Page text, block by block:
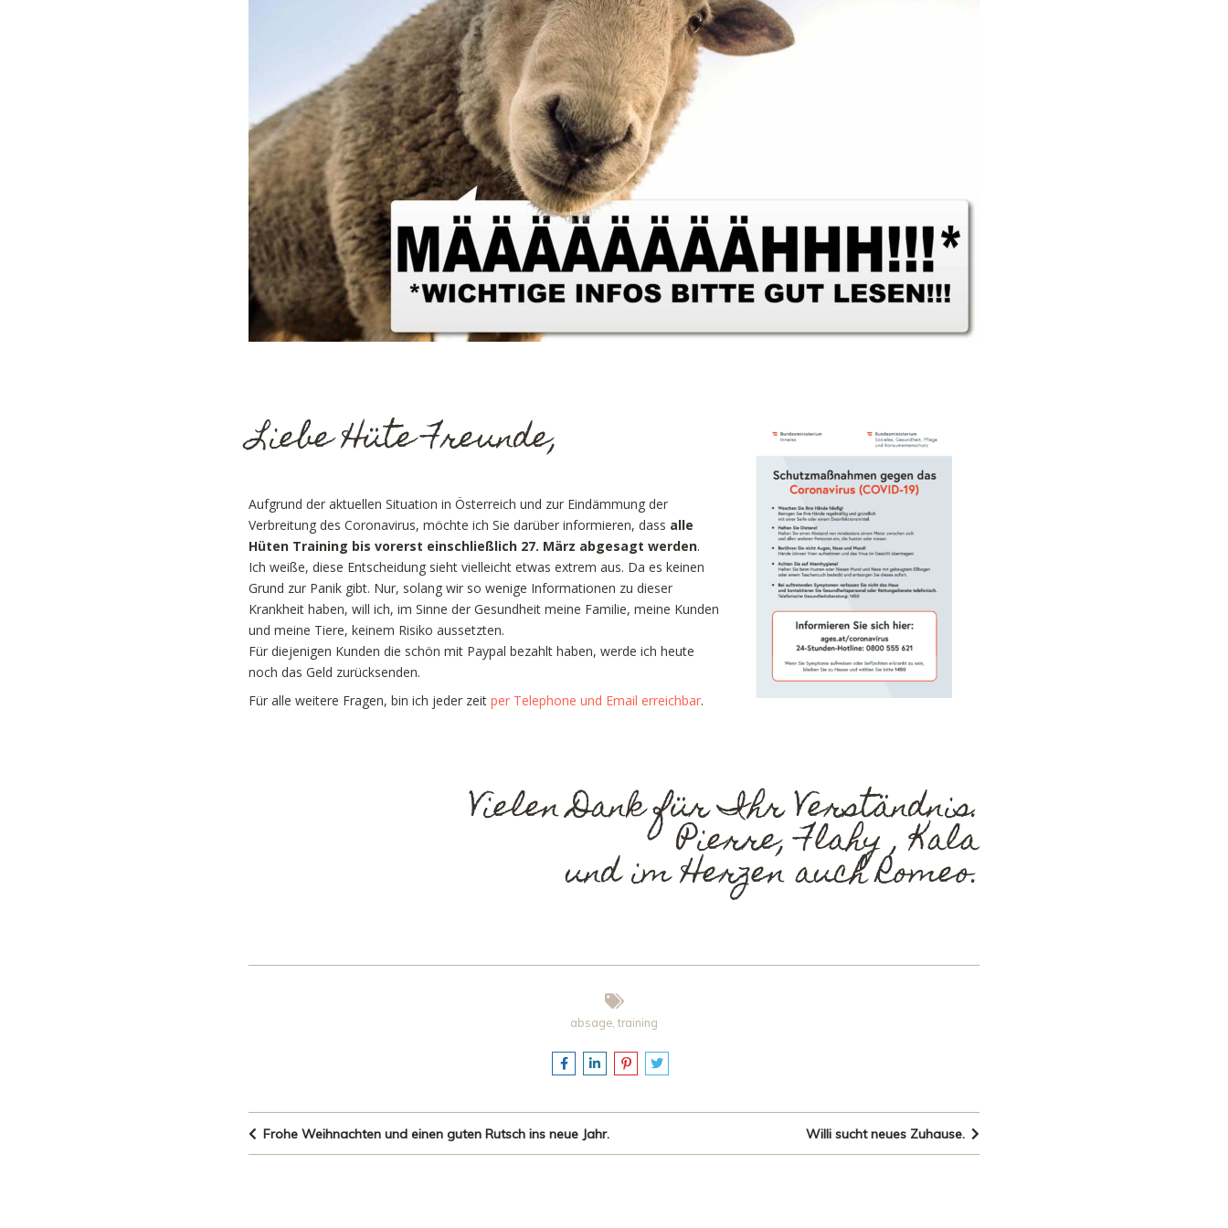
Liebe Hüte Freunde,
Aufgrund der aktuellen Situation in Österreich und zur Eindämmung der
Verbreitung des Coronavirus, möchte ich Sie darüber informieren, dass alle
Hüten Training bis vorerst einschließlich 27. März abgesagt werden.
Ich weiße, diese Entscheidung sieht vielleicht etwas extrem aus. Da es keinen
Grund zur Panik gibt. Nur, solang wir so wenige Informationen zu dieser
Krankheit haben, will ich, im Sinne der Gesundheit meine Familie, meine Kunden
und meine Tiere, keinem Risiko aussetzten.
Für diejenigen Kunden die schön mit Paypal bezahlt haben, werde ich heute
noch das Geld zurücksenden.
Für alle weitere Fragen, bin ich jeder zeit per Telephone und Email erreichbar.
Vielen Dank für Ihr Verständnis.
Pierre, Flahy , Kala
und im Herzen auch Romeo.
absage ,training
Frohe Weihnachten und einen guten Rutsch ins neue Jahr. Willi sucht neues Zuhause.